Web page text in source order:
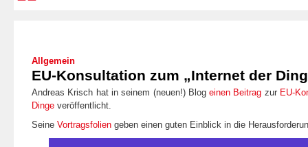
Allgemein
EU-Konsultation zum „Internet der
Andreas Krisch hat in seinem (neuen!) Blogeinen Beitrag zur EU-
Dinge veröffentlicht.
Seine Vortragsfolien geben einen guten Einblick in die